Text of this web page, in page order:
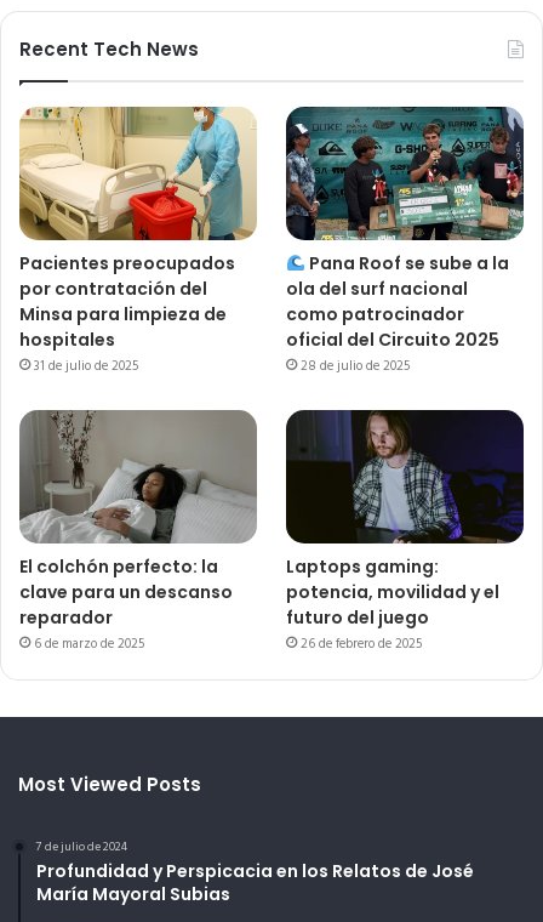
Recent Tech News
Pacientes preocupados
por contratación del
Minsa para limpieza de
hospitales
31 de julio de 2025
Pana Roof se sube a la
ola del surf nacional
como patrocinador
oficial del Circuito 2025
28 de julio de 2025
El colchón perfecto: la
clave para un descanso
reparador
6 de marzo de 2025
Laptops gaming:
potencia, movilidad y el
futuro del juego
26 de febrero de 2025
Most Viewed Posts
7 de julio de 2024
Profundidad y Perspicacia en los Relatos de José
María Mayoral Subias